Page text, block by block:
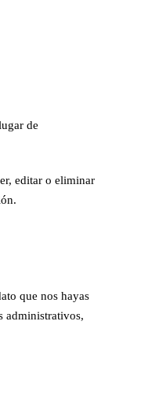
de
editar o eliminar
que nos hayas
administrativos,